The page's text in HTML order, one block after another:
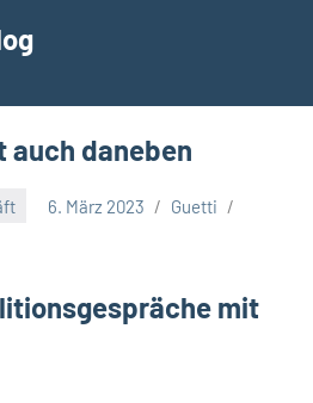
auch daneben
6. März 2023
Guetti
mit